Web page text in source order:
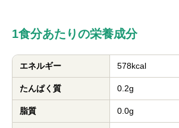
1食分あたりの栄養成分
エネルギー 578kcal
たんぱく質 0.2g
脂質 0.0g